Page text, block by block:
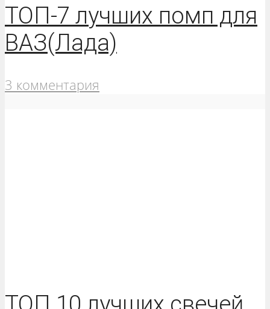
ТОП-7 лучших помп для
ВАЗ(Лада)
3 комментария